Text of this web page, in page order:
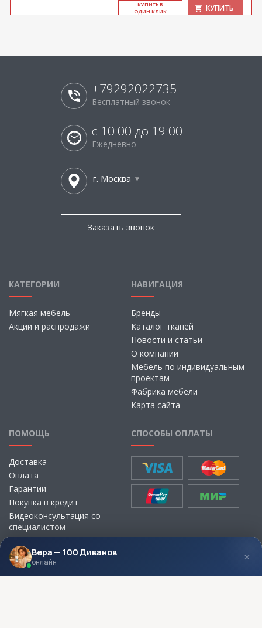
КУ­ПИТЬ В
ОДИН КЛИК
КУПИТЬ
+79292022735
Бесплатный звонок
с 10:00 до 19:00
Ежедневно
г. Москва
Заказать звонок
КАТЕГОРИИ
Мягкая мебель
Акции и распродажи
НАВИГАЦИЯ
Бренды
Каталог тканей
Новости и статьи
О компании
Мебель по индивидуальным
проектам
Фабрика мебели
Карта сайта
ПОМОЩЬ
Доставка
Оплата
Гарантии
Покупка в кредит
Видеоконсультация со
специалистом
Выбор ткани для мебели без
визита в магазин
СПОСОБЫ ОПЛАТЫ
МЫ В СОЦСЕТЯХ КОНТАКТЫ
Вера — 100 Диванов
онлайн ×